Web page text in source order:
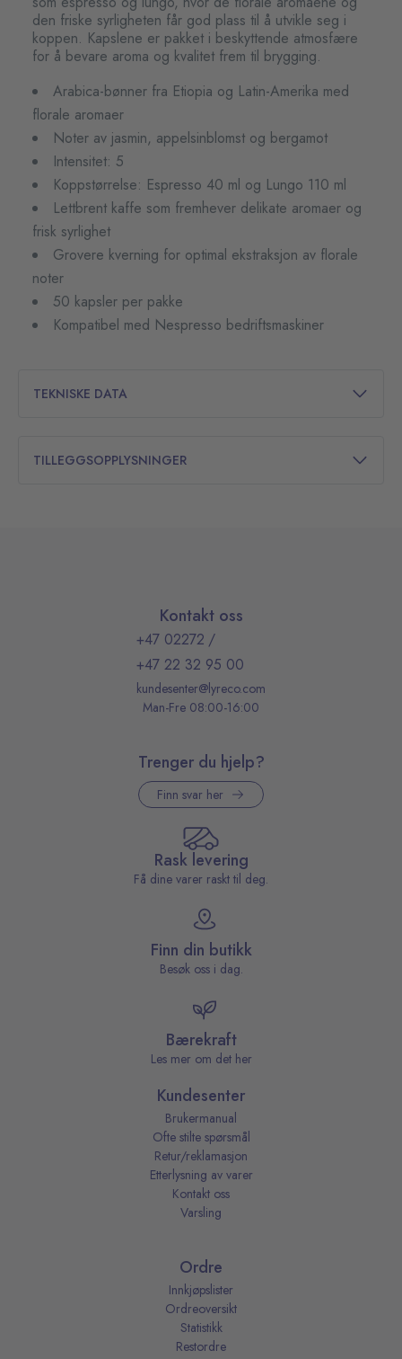
den friske syrligheten får god plass til å utvikle seg i
koppen. Kapslene er pakket i beskyttende atmosfære
for å bevare aroma og kvalitet frem til brygging.
Arabica-bønner fra Etiopia og Latin-Amerika med
florale aromaer
Noter av jasmin, appelsinblomst og bergamot
Intensitet: 5
Koppstørrelse: Espresso 40 ml og Lungo 110 ml
Lettbrent kaffe som fremhever delikate aromaer og
frisk syrlighet
Grovere kverning for optimal ekstraksjon av florale
noter
50 kapsler per pakke
Kompatibel med Nespresso bedriftsmaskiner
TEKNISKE DATA
TILLEGGSOPPLYSNINGER
Kontakt oss
+47 02272 /
+47 22 32 95 00
kundesenter@lyreco.com
Man-Fre 08:00-16:00
Trenger du hjelp?
Finn svar her
Rask levering
Få dine varer raskt til deg.
Finn din butikk
Besøk oss i dag.
Bærekraft
Les mer om det her
Kundesenter
Brukermanual
Ofte stilte spørsmål
Retur/reklamasjon
Etterlysning av varer
Kontakt oss
Varsling
Ordre
Innkjøpslister
Ordreoversikt
Statistikk
Restordre